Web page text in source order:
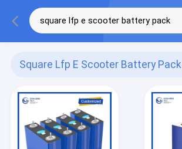
Square Lfp E Scooter Battery Pack